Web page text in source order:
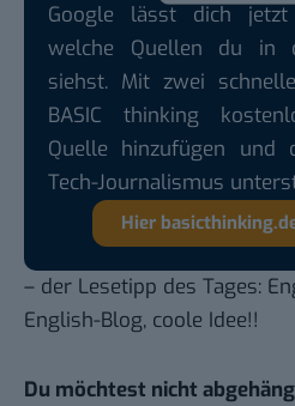
Google lässt dich
welche Quellen du in
siehst. Mit zwei
BASIC thinking
Quelle hinzufügen und
Tech-Journalismus
Hier
– der Lesetipp des Tages:
English-Blog, coole Idee!!
Du möchtest nicht